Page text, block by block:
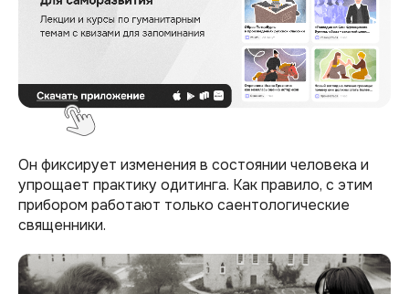
Он фиксирует изменения в состоянии человека и
упрощает практику одитинга. Как правило, с этим
прибором работают только саентологические
священники.